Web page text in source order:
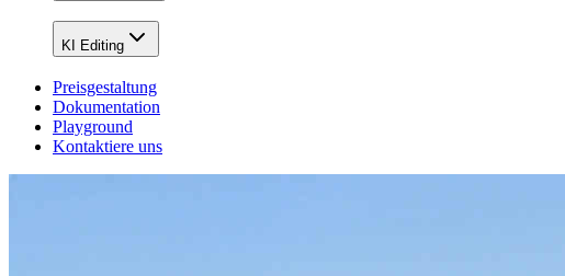
KI Editing
Preisgestaltung
Dokumentation
Playground
Kontaktiere uns